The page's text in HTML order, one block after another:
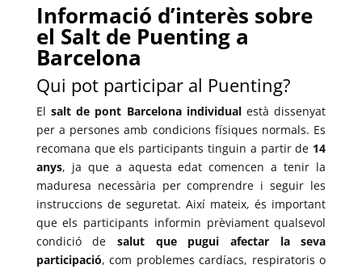
Informació d’interès sobre
el Salt de Puenting a
Barcelona
Qui pot participar al Puenting?
El salt de pont Barcelona individualestà dissenyat
per a persones amb condicions físiques normals. Es
recomana que els participants tinguin a partir de 14
anys, ja que a aquesta edat comencen a tenir la
maduresa necessària per comprendre i seguir les
instruccions de seguretat. Així mateix, és important
que els participants informin prèviament qualsevol
condició desalut que pugui afectar la seva
participació, com problemes cardíacs, respiratoris o